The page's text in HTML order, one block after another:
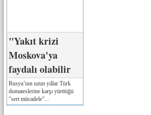
"Yakıt krizi
Moskova'ya
faydalı olabilir
Rusya’nın uzun yıllar Türk
domateslerine karşı yürttüğü
"sert mücadele"...